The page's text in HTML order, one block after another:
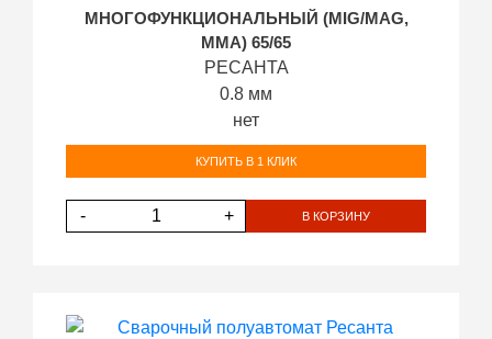
МНОГОФУНКЦИОНАЛЬНЫЙ (MIG/MAG,
MMA) 65/65
РЕСАНТА
0.8 мм
нет
КУПИТЬ В 1 КЛИК
- + В КОРЗИНУ